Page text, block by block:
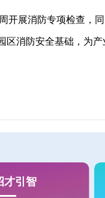
展消防专项检查，
消防安全基础，为产
才引智